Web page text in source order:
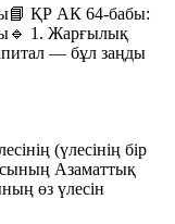
ҚР АК 64-бабы:
1. Жарғылық
— бұл заңды
(үлесiнiң бiр
Азаматтық
өз үлесiн